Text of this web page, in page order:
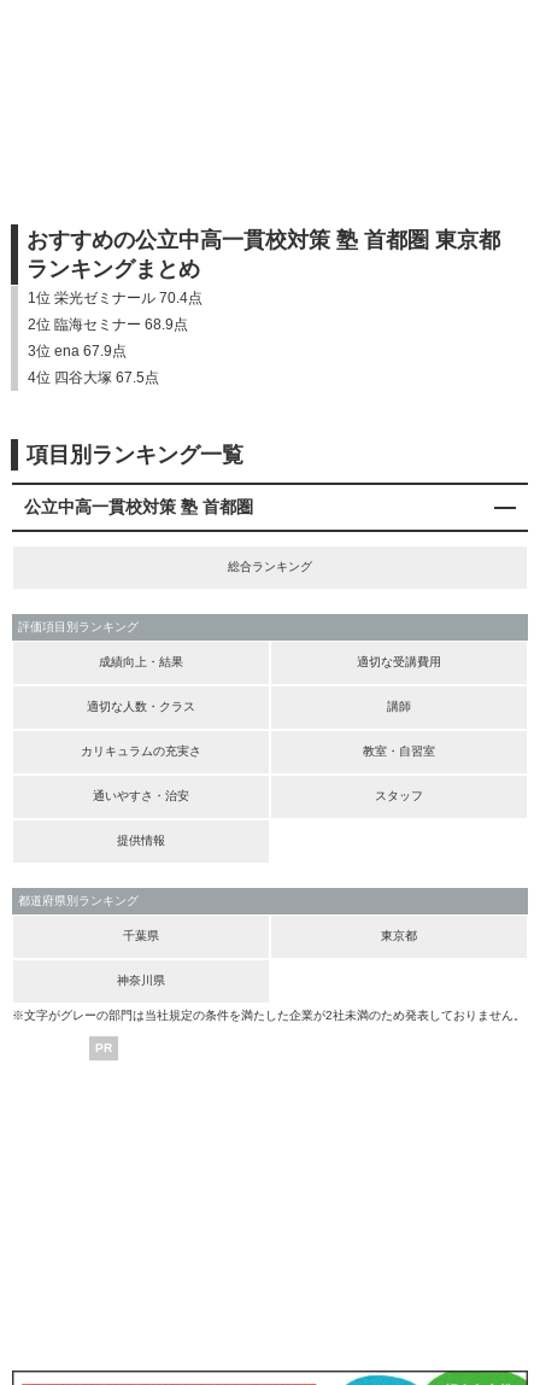
おすすめの公立中高一貫校対策 塾 首都圏 東京都
ランキングまとめ
1位 栄光ゼミナール 70.4点
2位 臨海セミナー 68.9点
3位 ena 67.9点
4位 四谷大塚 67.5点
項目別ランキング一覧
公立中高一貫校対策 塾 首都圏
総合ランキング
評価項目別ランキング
成績向上・結果 適切な受講費用
適切な人数・クラス 講師
カリキュラムの充実さ 教室・自習室
通いやすさ・治安 スタッフ
提供情報
都道府県別ランキング
千葉県 東京都
神奈川県
※文字がグレーの部門は当社規定の条件を満たした企業が2社未満のため発表しておりません。
PR